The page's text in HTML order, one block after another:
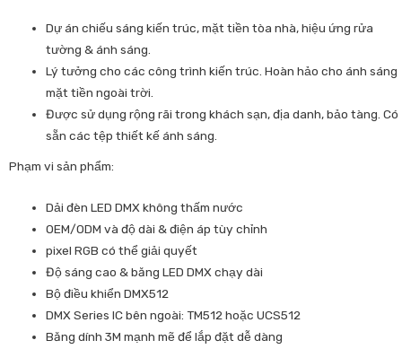
Dự án chiếu sáng kiến trúc, mặt tiền tòa nhà, hiệu ứng rửa
tường & ánh sáng.
Lý tưởng cho các công trình kiến trúc. Hoàn hảo cho ánh sáng
mặt tiền ngoài trời.
Được sử dụng rộng rãi trong khách sạn, địa danh, bảo tàng. Có
sẵn các tệp thiết kế ánh sáng.
Phạm vi sản phẩm:
Dải đèn LED DMX không thấm nước
OEM/ODM và độ dài & điện áp tùy chỉnh
pixel RGB có thể giải quyết
Độ sáng cao & băng LED DMX chạy dài
Bộ điều khiển DMX512
DMX Series IC bên ngoài: TM512 hoặc UCS512
Băng dính 3M mạnh mẽ để lắp đặt dễ dàng